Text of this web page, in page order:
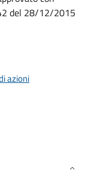
del 28/12/2015
azioni